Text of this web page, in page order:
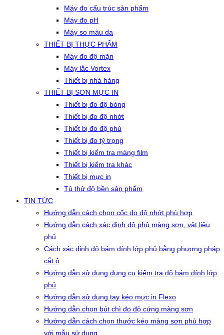
Máy đo cấu trúc sản phẩm
Máy đo pH
Máy so màu da
THIẾT BỊ THỰC PHẨM
Máy đo độ mặn
Máy lắc Vortex
Thiết bị nhà hàng
THIẾT BỊ SƠN MỰC IN
Thiết bị đo độ bóng
Thiết bị đo độ nhớt
Thiết bị đo độ phủ
Thiết bị đo tỷ trọng
Thiết bị kiểm tra màng film
Thiết bị kiểm tra khác
Thiết bị mực in
Tủ thử độ bền sản phẩm
TIN TỨC
Hướng dẫn cách chọn cốc đo độ nhớt phù hợp
Hướng dẫn cách xác định độ phủ màng sơn, vật liệu
phủ
Cách xác định độ bám dính lớp phủ bằng phương pháp
cắt ô
Hướng dẫn sử dụng dụng cụ kiểm tra độ bám dính lớp
phủ
Hướng dẫn sử dụng tay kéo mực in Flexo
Hướng dẫn chọn bút chì đo độ cứng màng sơn
Hướng dẫn cách chọn thước kéo màng sơn phù hợp
với mẫu sử dụng